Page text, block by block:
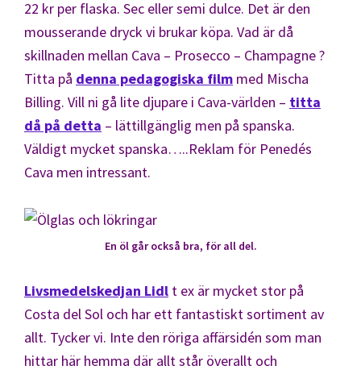
22 kr per flaska. Sec eller semi dulce. Det är den
mousserande dryck vi brukar köpa. Vad är då
skillnaden mellan Cava – Prosecco – Champagne ?
Titta på denna pedagogiska film med Mischa
Billing. Vill ni gå lite djupare i Cava-världen – titta
då på detta – lättillgänglig men på spanska.
Väldigt mycket spanska…..Reklam för Penedés
Cava men intressant.
En öl går också bra, för all del.
Livsmedelskedjan Lidl t ex är mycket stor på
Costa del Sol och har ett fantastiskt sortiment av
allt. Tycker vi. Inte den röriga affärsidén som man
hittar här hemma där allt står överallt och